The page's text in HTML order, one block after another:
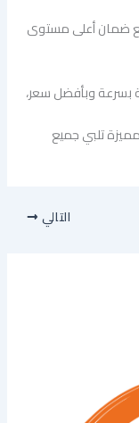
ضمان أعلى مستوى
بسرعة وبأفضل سعر،
تلبي جميع
التالي